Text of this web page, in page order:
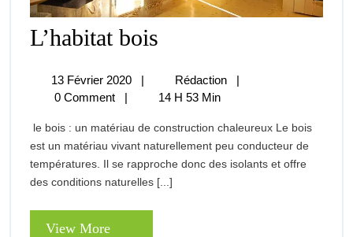
L’habitat bois
13 Février 2020
13
Février
| Rédaction
L’habitat
|
0 Comment
| 14 H 53 Min
le bois : un matériau de construction chaleureux Le bois
est un matériau vivant naturellement peu conducteur de
températures. Il se rapproche donc des isolants et offre
des conditions naturelles [...]
View More